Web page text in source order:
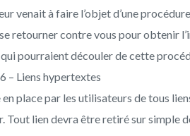
venait à faire l’objet d’une
retourner contre vous pour obtenir
pourraient découler de cette
– Liens hypertextes
en place par les utilisateurs de tous
Tout lien devra être retiré sur simple